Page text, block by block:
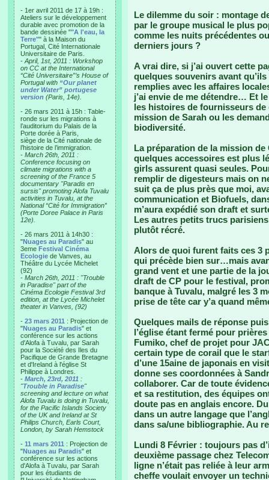
- 1er avril 2011 de 17 à 19h :
Ateliers sur le développement
durable avec promotion de la
bande dessinée ""A l'eau, la
Terre"" à la Maison du
Portugal, Cité Internationale
Universitaire de Paris.
- April, 1st, 2011 : Workshop
on CC at the International
“Cité Universitaire”’s House of
Portugal with “Our planet
under Water” portugese
version (Paris, 14e).
- 26 mars 2011 à 15h : Table-
ronde sur les migrations à
l’auditorium du Palais de la
Porte dorée à Paris,
siège de la Cité nationale de
l’histoire de l’immigration.
- March 26th, 2011 :
Conference focusing on
climate migrations with a
screening of the France 5
documentary "Paradis en
sursis" promoting Alofa Tuvalu
activities in Tuvalu, at the
National “Cité for Immigration”
(Porte Doree Palace in Paris
12e).
- 26 mars 2011 à 14h30 :
"Nuages au Paradis" au
3eme Festival Cinéma
Ecologie de Vanves, au
Théâtre du Lycée Michelet
(92)
- March 26th, 2011 : "Trouble
in Paradise" part of the
Cinéma Ecologie Festival 3rd
edition, at the Lycée Michelet
theater in Vanves, (92)
- 23 mars 2011 : Projection de
"Nuages au Paradis" et
conférence sur les actions
d'Alofa à Tuvalu, par Sarah
pour la Société des Iles du
Pacifique de Grande Bretagne
et d'Ireland à l'église St
Philippe à Londres.
- March, 23rd, 2011 :
"Trouble in Paradise"
screening and lecture on what
Alofa Tuvalu is doing in Tuvalu,
for the Pacific Islands Society
of the UK and Ireland at St
Philips Church, Earls Court,
London, by Sarah Hemstock
- 11 mars 2011 : Projection de
"Nuages au Paradis" et
conférence sur les actions
d'Alofa à Tuvalu, par Sarah
pour les étudiants de
Le dilemme du soir : montage
par le groupe musical le plus
comme les nuits précédentes
derniers jours ?
A vrai dire, si j’ai ouvert cette
quelques souvenirs avant
remplies avec les affaires
j’ai envie de me détendre… Et
les histoires de fournisseurs
mission de Sarah ou les
biodiversité.
La préparation de la mission
quelques accessoires est plus
girls assurent quasi seules.
remplir de digesteurs mais on
suit ça de plus près que moi,
communication et Biofuels,
m’aura expédié son draft et
Les autres petits trucs
plutôt récré.
Alors de quoi furent faits ces 3
qui précède bien sur…mais
grand vent et une partie de la
draft de CP pour le festival,
banque à Tuvalu, malgré les 3
prise de tête car y’a quand
Quelques mails de réponse
l’église étant fermé pour
Fumiko, chef de projet pour
certain type de corail que le
d’une 15aine de japonais en
donne ses coordonnées à
collaborer. Car de toute
et sa restitution, des équipes
doute pas en anglais encore.
dans un autre langage que
dans sa/une bibliographie. Au
Lundi 8 Février : toujours pas
deuxième passage chez
ligne n’était pas reliée à leur
cheffe voulait envoyer un